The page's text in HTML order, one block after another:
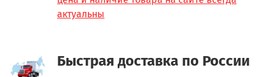
актуальны
Быстрая доставка по России